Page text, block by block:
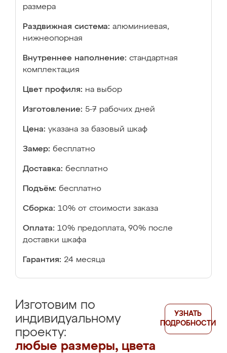
размера
Раздвижная система: алюминиевая,
нижнеопорная
Внутреннее наполнение: стандартная
комплектация
Цвет профиля: на выбор
Изготовление: 5-7 рабочих дней
Цена: указана за базовый шкаф
Замер: бесплатно
Доставка: бесплатно
Подъём: бесплатно
Сборка: 10% от стоимости заказа
Оплата: 10% предоплата, 90% после
доставки шкафа
Гарантия: 24 месяца
Изготовим по
индивидуальному
проекту:
любые размеры, цвета
УЗНАТЬ
ПОДРОБНОСТИ